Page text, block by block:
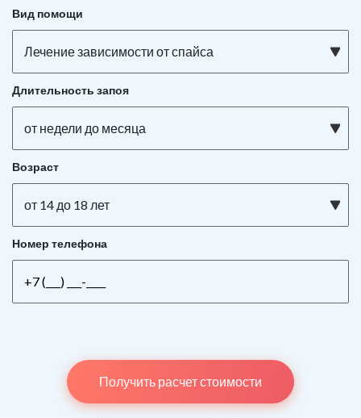
Вид помощи
Лечение зависимости от спайса
Длительность запоя
от недели до месяца
Возраст
от 14 до 18 лет
Номер телефона
Получить расчет стоимости